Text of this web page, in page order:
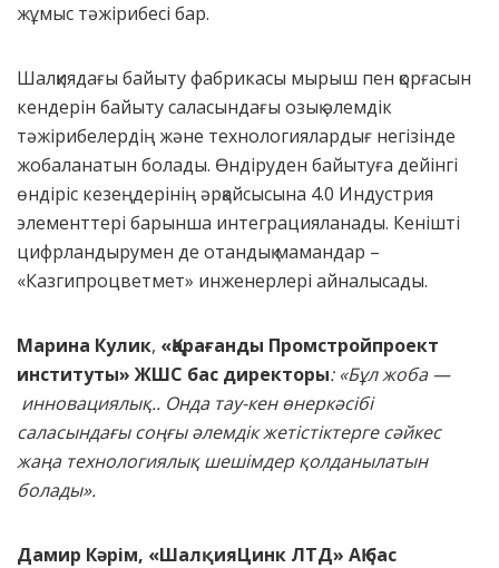
жұмыс тәжірибесі бар.
Шалқиядағы байыту фабрикасы мырыш пен қорғасын
кендерін байыту саласындағы озық әлемдік
тәжірибелердің және технологиялардығ негізінде
жобаланатын болады. Өндіруден байытуға дейінгі
өндіріс кезеңдерінің әрқайсысына 4.0 Индустрия
элементтері барынша интеграцияланады. Кенішті
цифрландырумен де отандық мамандар –
«Казгипроцветмет» инженерлері айналысады.
Марина Кулик, «Қарағанды Промстройпроект
институты» ЖШС бас директоры: «Бұл жоба —
инновациялық.. Онда тау-кен өнеркәсібі
саласындағы соңғы әлемдік жетістіктерге сәйкес
жаңа технологиялық шешімдер қолданылатын
болады».
Дамир Кәрім, «ШалқияЦинк ЛТД» АҚ бас